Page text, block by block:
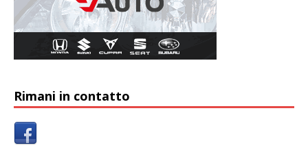
Rimani in contatto